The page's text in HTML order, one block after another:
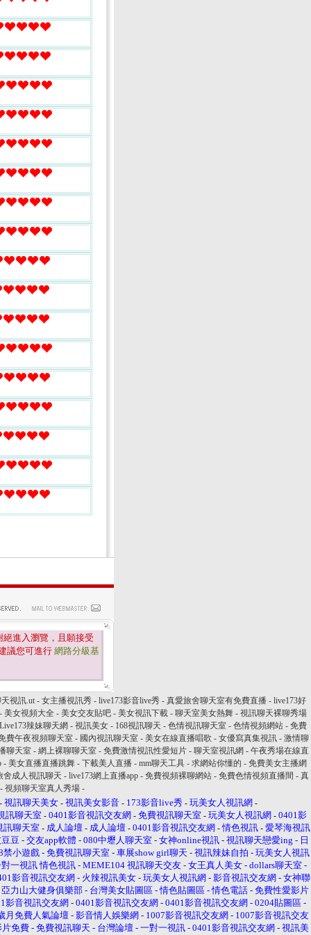
進入瀏覽，且願接受
議您可進行 網路分級基
視訊.ut - 女主播視訊秀 - live173影音live秀 - 真愛旅舍聊天室有免費直播 - live173好
美女視頻大全 - 美女交友貼吧 - 美女視訊下載 - 聊天室美女熱舞 - 視訊聊天裸聊秀場
辣妹聊天網 - 視訊美女- 168視訊聊天 - 色情視訊聊天室- 色情視頻網站- 免費
費午夜視頻聊天室 - 國內視訊聊天室 - 美女在線直播唱歌 - 女優寫真集視訊 - 激情聊
聊天室 - 網上裸聊聊天室 - 免費激情視訊性愛短片 - 聊天室視訊網 - 午夜秀場在線直
- 美女直播直播跳舞 - 下載美人直播 - mm聊天工具 - 求網站你懂的 - 免費美女主播網
舍成人視訊聊天 - live173網上直播app - 免費視頻裸聊網站 - 免費色情視頻直播間 - 真
視頻聊天室真人秀場 -
視訊聊天美女 - 視訊美女影音 - 173影音live秀 - 玩美女人視訊網 -
訊聊天室 - 0401影音視訊交友網 - 免費視訊聊天室 - 玩美女人視訊網 - 0401影
訊聊天室 - 成人論壇 - 成人論壇 - 0401影音視訊交友網 -情色視訊 - 愛琴海視訊
豆- 交友app軟體 - 080中壢人聊天室 - 女神online視訊- 視訊聊天戀愛ing - 日
禁小遊戲 - 免費視訊聊天室 - 車展show girl聊天 - 視訊辣妹自拍 - 玩美女人視訊
一視訊 情色視訊- MEME104 視訊聊天交友- 女王真人美女- dollars聊天室 -
影音視訊交友網 - 火辣視訊美女 - 玩美女人視訊網 - 影音視訊交友網 - 女神聯
亞力山大健身俱樂部- 台灣美女貼圖區-情色貼圖區-情色電話- 免費性愛影片
影音視訊交友網 - 0401影音視訊交友網 - 0401影音視訊交友網 - 0204貼圖區-
月免費人氣論壇- 影音情人娛樂網 - 1007影音視訊交友網 - 1007影音視訊交友
片免費 - 免費視訊聊天 - 台灣論壇 - 一對一視訊 - 0401影音視訊交友網 - 視訊美